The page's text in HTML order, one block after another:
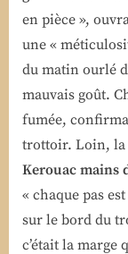
en pièce »,
une «
du matin ourlé
mauvais goût.
fumée,
trottoir. Loin, la
Kerouac mains
« chaque pas
sur le bord du
c’était la marge